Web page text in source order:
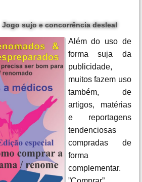
Jogo sujo e concorrência desleal
Além do uso de
forma suja da
publicidade,
muitos fazem uso
também, de
artigos, matérias
e reportagens
tendenciosas
compradas de
forma
complementar.